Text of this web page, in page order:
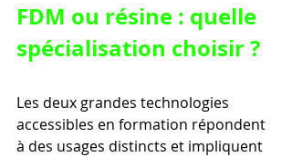
FDM ou résine : quelle
spécialisation choisir ?
Les deux grandes technologies
accessibles en formation répondent
à des usages distincts et impliquent